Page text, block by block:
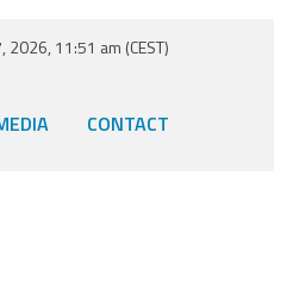
2026, 11:51 am (CEST)
CONTACT